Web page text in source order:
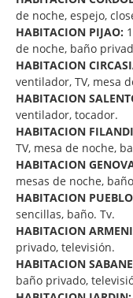
de noche, espejo,
HABITACION PIJAO:
de noche, baño
HABITACION
ventilador, TV, mesa
HABITACION
ventilador, tocador.
HABITACION
TV, mesa de noche,
HABITACION
mesas de noche,
HABITACION
sencillas, baño. Tv.
HABITACION
privado, televisión.
HABITACION
baño privado,